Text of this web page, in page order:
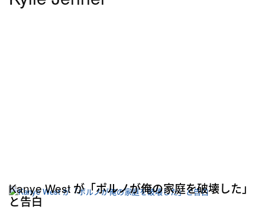
Kanye West が「ポルノが俺の家庭を破壊した」
と告白